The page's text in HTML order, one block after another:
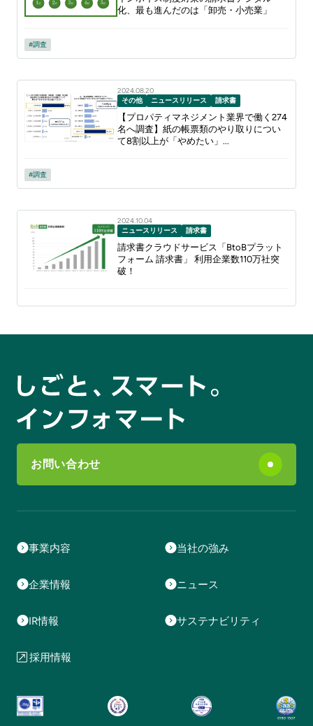
化、最も進んだのは「卸売・小売業」
調査
2024.08.20
その他
ニュースリリース 請求書
【プロパティマネジメント業界で働く274
名へ調査】紙の帳票類のやり取りについ
て8割以上が「やめたい」...
調査
2024.10.04
ニュースリリース
請求書
請求書クラウドサービス「BtoBプラット
フォーム 請求書」 利用企業数110万社突
破！
お問い合わせ
事業内容 当社の強み
企業情報 ニュース
IR情報 サステナビリティ
採用情報